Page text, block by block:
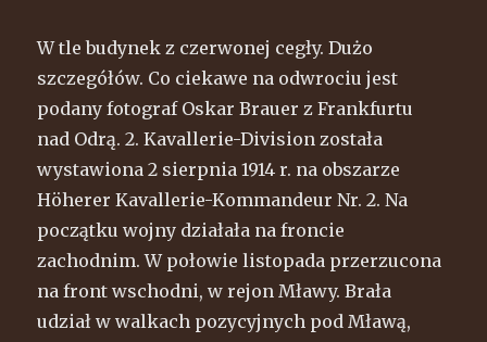
W tle budynek z czerwonej cegły. Dużo
szczegółów. Co ciekawe na odwrociu jest
podany fotograf Oskar Brauer z Frankfurtu
nad Odrą. 2. Kavallerie-Division została
wystawiona 2 sierpnia 1914 r. na obszarze
Höherer Kavallerie-Kommandeur Nr. 2. Na
początku wojny działała na froncie
zachodnim. W połowie listopada przerzucona
na front wschodni, w rejon Mławy. Brała
udział w walkach pozycyjnych pod Mławą,